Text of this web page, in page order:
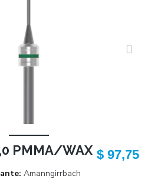
PMMA/WAX
Amanngirrbach
$ 97,75